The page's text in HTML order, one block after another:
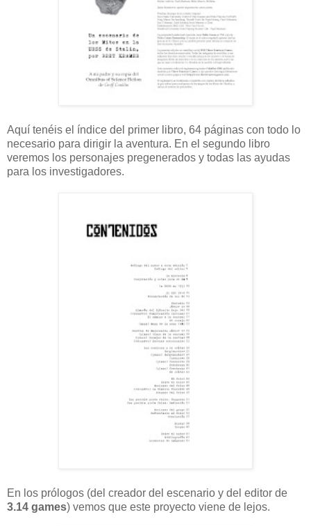
Aquí tenéis el índice del primer libro, 64 páginas con todo lo
necesario para dirigir la aventura. En el segundo libro
veremos los personajes pregenerados y todas las ayudas
para los investigadores.
En los prólogos (del creador del escenario y del editor de
3.14 games) vemos que este proyecto viene de lejos.